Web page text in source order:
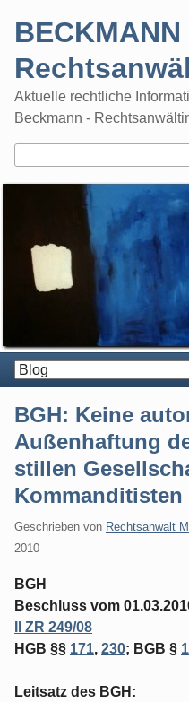
Aktuelle rechtliche
Beckmann -
BGH: Keine
Außenhaftung
stillen
Geschrieben von Rechtsanwalt
2010
BGH
Beschluss vom
II ZR 249/08
HGB §§ 171, 230; BGB §
Leitsatz des BGH: